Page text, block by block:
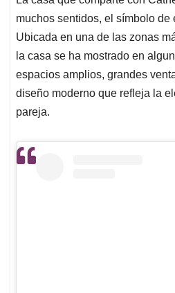
muchos sentidos, el símbolo de
Ubicada en una de las zonas
la casa se ha mostrado en
espacios amplios, grandes
diseño moderno que refleja la
pareja.